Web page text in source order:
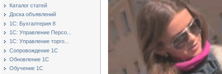
Каталог статей
Доска объявлений
1С: Бухгалтерия 8
1С: Управление Персо...
1С: Управление торго...
Сопровождение 1С
Обновление 1С
Обучение 1С